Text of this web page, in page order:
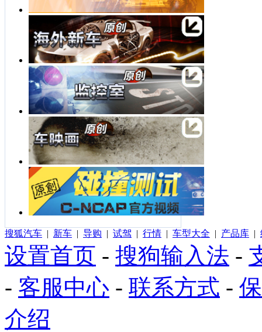
搜狐汽车 | 新车 | 导购 | 试驾 | 行情 | 车型大全 | 产品库 |
设置首页 - 搜狗输入法 -
- 客服中心 - 联系方式 -
介绍